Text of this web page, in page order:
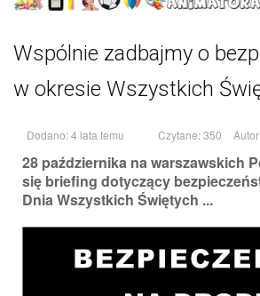
Wspólnie zadbajmy o
w okresie Wszystkich
Dodano: 4 lata temu Czytane: 350
28 października na warszawskich
się briefing dotyczący
Dnia Wszystkich Świętych ...